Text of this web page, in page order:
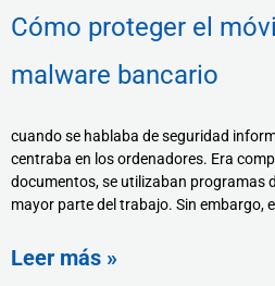
Cómo proteger el
malware bancario
cuando se hablaba de seguridad
centraba en los ordenadores. Era
documentos, se utilizaban programas
mayor parte del trabajo. Sin embargo,
Leer más »